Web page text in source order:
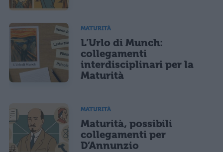
MATURITÀ
L’Urlo di Munch:
collegamenti
interdisciplinari per la
Maturità
MATURITÀ
Maturità, possibili
collegamenti per
D’Annunzio